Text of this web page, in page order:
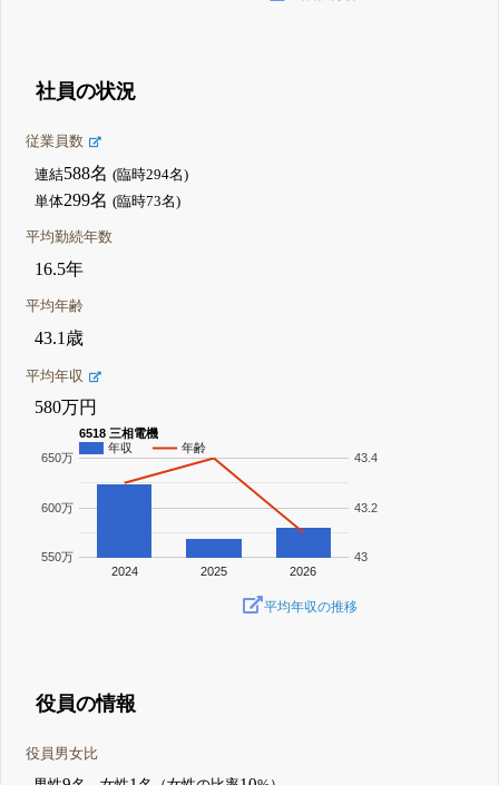
社員の状況
従業員数
連結588名(臨時294名)
単体299名(臨時73名)
平均勤続年数
16.5年
平均年齢
43.1歳
平均年収
580万円
6518 三相電機
年収
年齢
2024 2025 2026
550万
600万
650万
43
43.2
43.4
平均年収の推移
役員の情報
役員男女比